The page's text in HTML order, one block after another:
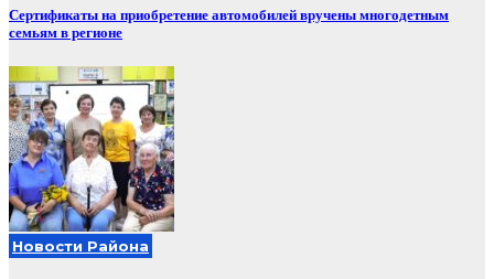
Сертификаты на приобретение автомобилей вручены многодетным
семьям в регионе
Новости Района